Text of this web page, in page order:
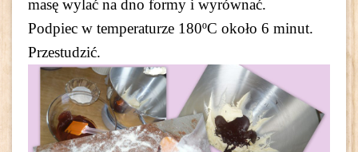
masę wylać na dno formy i wyrównać.
Podpiec w temperaturze 180ºC około 6 minut.
Przestudzić.